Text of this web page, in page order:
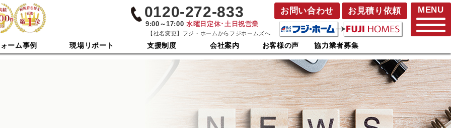
0120-272-833
9:00～17:00水曜日定休･土日祝営業
お問い合わせ お見積り依頼
ーム事例 現場リポート 支援制度 会社案内 お客様の声 協力業者募集
MENU
【社名変更】フジ・ホームからフジホームズへ